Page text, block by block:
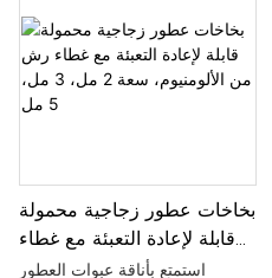
بخاخات عطور زجاجية محمولة
قابلة لإعادة التعبئة مع غطاء
رش من الألومنيوم، سعة 2
استمتع بأناقة عبوات العطور